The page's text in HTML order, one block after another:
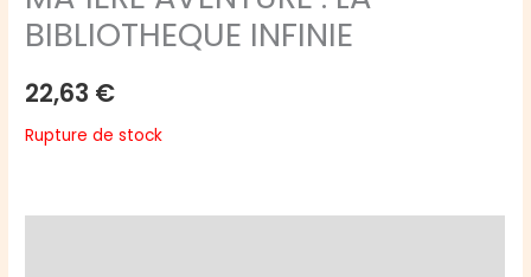
BIBLIOTHEQUE INFINIE
22,63 €
Rupture de stock